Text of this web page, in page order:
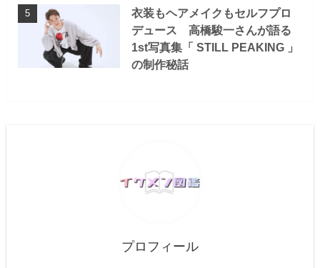
衣装もヘアメイクもセルフプロ
デュース 高橋駿一さんが語る
1st写真集「 STILL PEAKING 」
の制作秘話
プロフィール